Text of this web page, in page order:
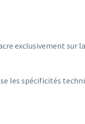
exclusivement
les spécificités